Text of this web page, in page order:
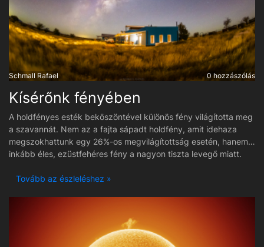
Schmall Rafael 0 hozzászólás
Kísérőnk fényében
A holdfényes esték beköszöntével különös fény világította meg
a szavannát. Nem az a fajta sápadt holdfény, amit idehaza
megszokhattunk egy 26%-os megvilágítottság esetén, hanem
inkább éles, ezüstfehéres fény a nagyon tiszta levegő miatt.
látszódik. Minden további nélkül lehet látni a centrumot és a
Lodge igen jó menedéket nyújtott a hideg keleti szél ellen és
kényelmet is szolgáltatott az ilyenkorra már megfáradt
asztrofotósoknak. A kép egy sorozatfelvételből kiválasztott 10
Tovább az észleléshez »